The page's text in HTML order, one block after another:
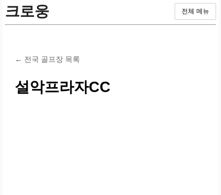
크로웅 전체 메뉴
← 전국 골프장 목록
설악프라자CC